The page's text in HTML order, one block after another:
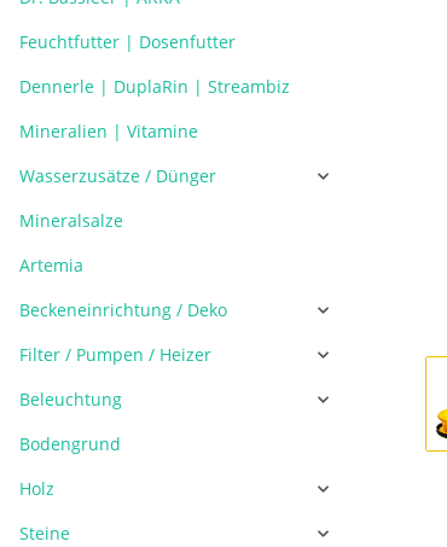
Feuchtfutter | Dosenfutter
Dennerle | DuplaRin | Streambiz
Mineralien | Vitamine
Wasserzusätze / Dünger
Mineralsalze
Artemia
Beckeneinrichtung / Deko
Filter / Pumpen / Heizer
Beleuchtung
Bodengrund
Holz
Steine